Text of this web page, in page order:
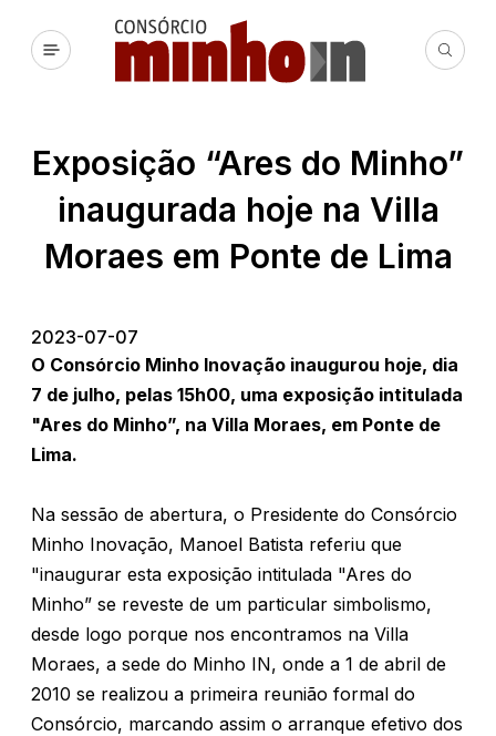
Exposição “Ares do Minho”
inaugurada hoje na Villa
Moraes em Ponte de Lima
2023-07-07
O Consórcio Minho Inovação inaugurou hoje, dia
7 de julho, pelas 15h00, uma exposição intitulada
"Ares do Minho”, na Villa Moraes, em Ponte de
Lima.
Na sessão de abertura, o Presidente do Consórcio
Minho Inovação, Manoel Batista referiu que
"inaugurar esta exposição intitulada "Ares do
Minho” se reveste de um particular simbolismo,
desde logo porque nos encontramos na Villa
Moraes, a sede do Minho IN, onde a 1 de abril de
2010 se realizou a primeira reunião formal do
Consórcio, marcando assim o arranque efetivo dos